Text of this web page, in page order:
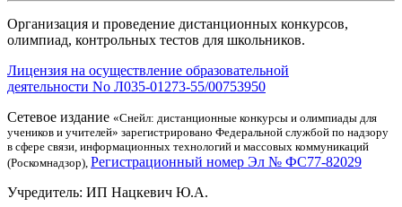
Организация и проведение дистанционных конкурсов,
олимпиад, контрольных тестов для школьников.
Лицензия на осуществление образовательной
деятельности No Л035-01273-55/00753950
Сетевое издание «Снейл: дистанционные конкурсы и олимпиады для
учеников и учителей» зарегистрировано Федеральной службой по надзору
в сфере связи, информационных технологий и массовых коммуникаций
(Роскомнадзор), Регистрационный номер Эл № ФС77-82029
Учредитель: ИП Нацкевич Ю.А.